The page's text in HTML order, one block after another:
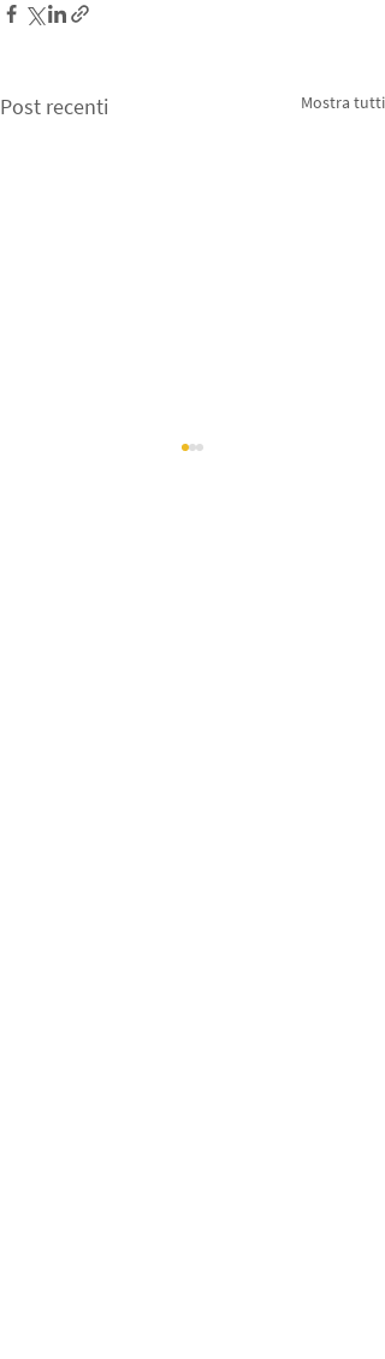
Post recenti Mostra tutti